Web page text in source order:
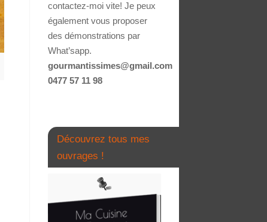
contactez-moi vite! Je peux
également vous proposer
des démonstrations par
What’sapp.
gourmantissimes@gmail.com
0477 57 11 98
Découvrez tous mes
ouvrages !